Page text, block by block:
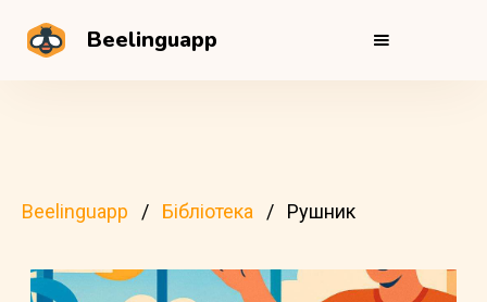
Beelinguapp
Beelinguapp Бібліотека Рушник